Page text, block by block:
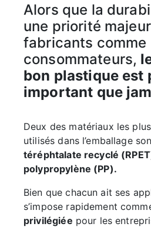
Alors que la
une priorité
fabricants comme
consommateurs,
bon plastique est
important que
Deux des matériaux les
utilisés dans l’emballage
téréphtalate recyclé
polypropylène (PP).
Bien que chacun ait ses
s’impose rapidement
privilégiée pour les